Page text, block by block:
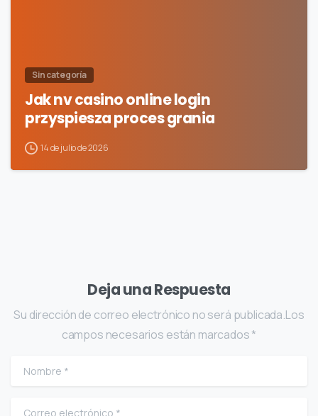
Sin categoría
Jak nv casino online login
przyspiesza proces grania
14 de julio de 2026
Deja una Respuesta
Su dirección de correo electrónico no será publicada.Los
campos necesarios están marcados *
Nombre
Correo electrónico